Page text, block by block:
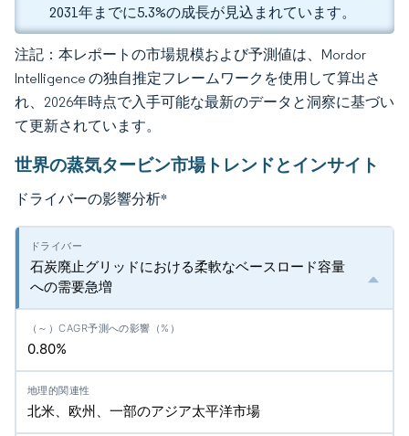
2031年までに5.3%の成長が見込まれています。
注記：本レポートの市場規模および予測値は、Mordor
Intelligence の独自推定フレームワークを使用して算出さ
れ、2026年時点で入手可能な最新のデータと洞察に基づい
て更新されています。
世界の蒸気タービン市場トレンドとインサイト
ドライバーの影響分析*
石炭廃止グリッドにおける柔軟なベースロード容量
への需要急増
0.80%
北米、欧州、一部のアジア太平洋市場